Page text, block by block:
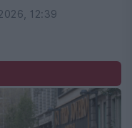
12:39